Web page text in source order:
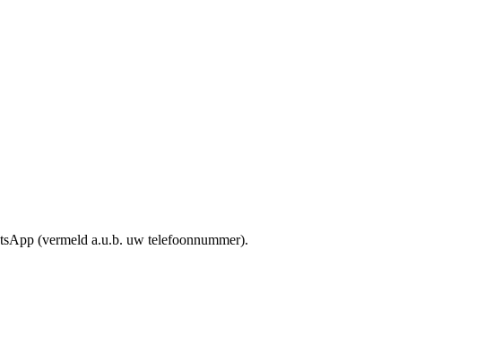
(vermeld a.u.b. uw telefoonnummer).